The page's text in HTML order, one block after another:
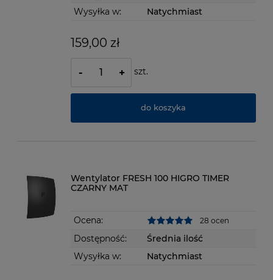
Wysyłka w:
Natychmiast
159,00 zł
- + szt.
do koszyka
Wentylator FRESH 100 HIGRO TIMER
CZARNY MAT
Ocena: 28 ocen
Dostępność:
Średnia ilość
Wysyłka w:
Natychmiast